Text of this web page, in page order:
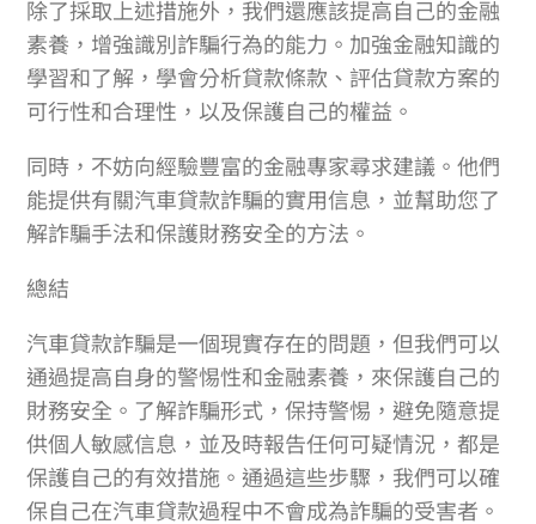
除了採取上述措施外，我們還應該提高自己的金融
素養，增強識別詐騙行為的能力。加強金融知識的
學習和了解，學會分析貸款條款、評估貸款方案的
可行性和合理性，以及保護自己的權益。
同時，不妨向經驗豐富的金融專家尋求建議。他們
能提供有關汽車貸款詐騙的實用信息，並幫助您了
解詐騙手法和保護財務安全的方法。
總結
汽車貸款詐騙是一個現實存在的問題，但我們可以
通過提高自身的警惕性和金融素養，來保護自己的
財務安全。了解詐騙形式，保持警惕，避免隨意提
供個人敏感信息，並及時報告任何可疑情況，都是
保護自己的有效措施。通過這些步驟，我們可以確
保自己在汽車貸款過程中不會成為詐騙的受害者。